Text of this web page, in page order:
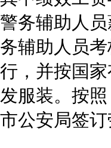
务辅助人
辅助人员
，并按国
服装。按
公安局签